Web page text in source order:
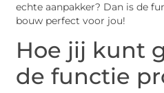
echte aanpakker? Dan is de
bouw perfect voor jou!
Hoe jij kunt
de functie